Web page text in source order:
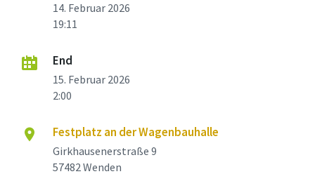
14. Februar 2026
19:11
End
15. Februar 2026
2:00
Festplatz an der Wagenbauhalle
Girkhausenerstraße 9
57482 Wenden